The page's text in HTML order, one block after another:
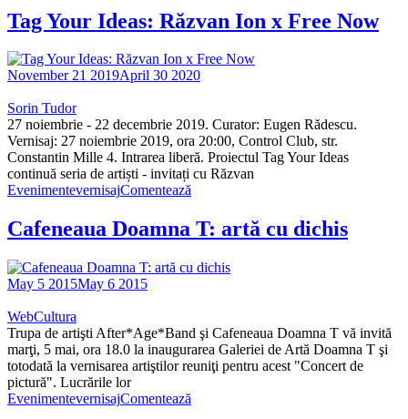
Tag Your Ideas: Răzvan Ion x Free Now
November 21 2019April 30 2020
Sorin Tudor
27 noiembrie - 22 decembrie 2019. Curator: Eugen Rădescu.
Vernisaj: 27 noiembrie 2019, ora 20:00, Control Club, str.
Constantin Mille 4. Intrarea liberă. Proiectul Tag Your Ideas
continuă seria de artiști - invitați cu Răzvan
EvenimentevernisajComentează
Cafeneaua Doamna T: artă cu dichis
May 5 2015May 6 2015
WebCultura
Trupa de artişti After*Age*Band şi Cafeneaua Doamna T vă invită
marţi, 5 mai, ora 18.0 la inaugurarea Galeriei de Artă Doamna T şi
totodată la vernisarea artiştilor reuniţi pentru acest "Concert de
pictură". Lucrările lor
EvenimentevernisajComentează